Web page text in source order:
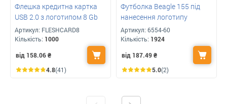
Флешка кредитна картка
USB 2.0 з логотипом 8 Gb
Артикул: FLESHCARD8
Кількість: 1000
від 158.06₴
4.8(41)
Футболка Beagle 155 під
нанесення логотипу
Артикул: 6554-60
Кількість: 1924
від 187.49₴
5.0(2)